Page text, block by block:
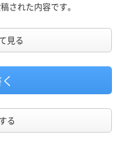
された内容です。
見る
る